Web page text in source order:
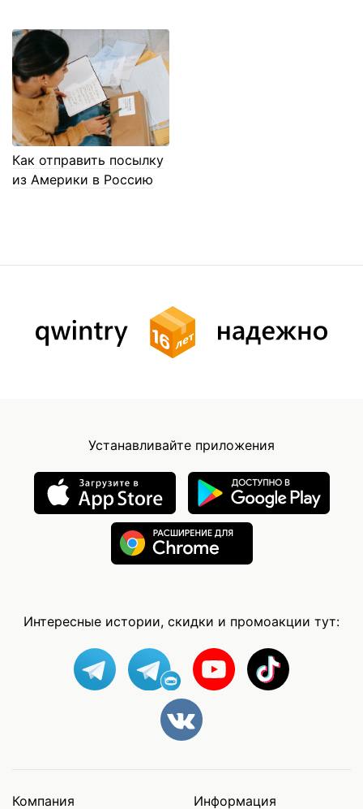
Как отправить посылку
из Америки в Россию
Устанавливайте приложения
Интересные истории, скидки и промоакции тут:
Компания Информация